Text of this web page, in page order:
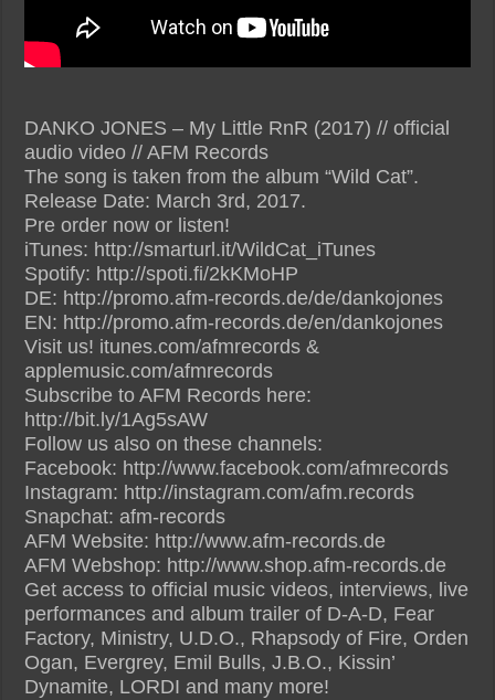
DANKO JONES – My Little RnR (2017) // official
audio video // AFM Records
The song is taken from the album “Wild Cat”.
Release Date: March 3rd, 2017.
Pre order now or listen!
iTunes: http://smarturl.it/WildCat_iTunes
Spotify: http://spoti.fi/2kKMoHP
DE: http://promo.afm-records.de/de/dankojones
EN: http://promo.afm-records.de/en/dankojones
Visit us! itunes.com/afmrecords &
applemusic.com/afmrecords
Subscribe to AFM Records here:
http://bit.ly/1Ag5sAW
Follow us also on these channels:
Facebook: http://www.facebook.com/afmrecords
Instagram: http://instagram.com/afm.records
Snapchat: afm-records
AFM Website: http://www.afm-records.de
AFM Webshop: http://www.shop.afm-records.de
Get access to official music videos, interviews, live
performances and album trailer of D-A-D, Fear
Factory, Ministry, U.D.O., Rhapsody of Fire, Orden
Ogan, Evergrey, Emil Bulls, J.B.O., Kissin’
Dynamite, LORDI and many more!